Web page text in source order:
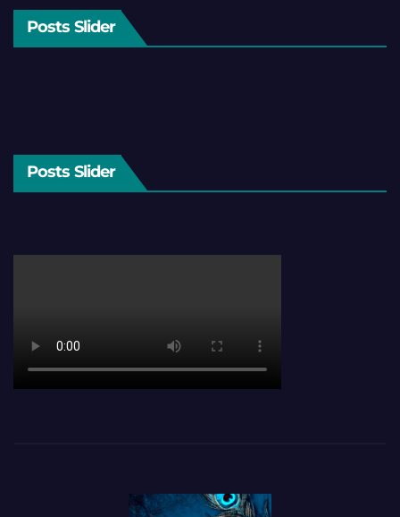
Posts Slider
Posts Slider